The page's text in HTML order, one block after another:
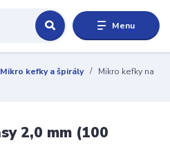
Menu
Mikro kefky a špirály
Mikro kefky na
2,0 mm (100